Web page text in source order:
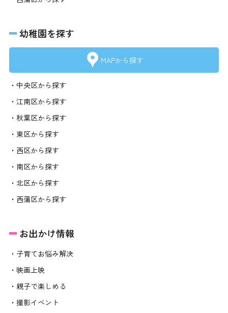
幼稚園を探す
MAPから探す
・中央区から探す
・江南区から探す
・秋葉区から探す
・東区から探す
・西区から探す
・南区から探す
・北区から探す
・西蒲区から探す
お出かけ情報
・子育てお悩み解決
・映画上映
・親子で楽しめる
・撮影イベント